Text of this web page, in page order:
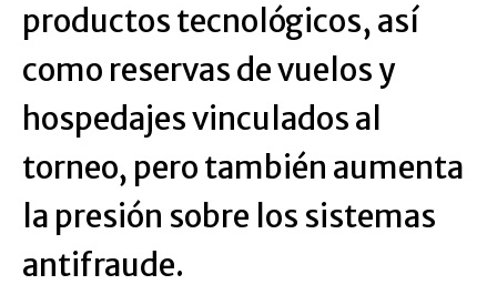
productos tecnológicos, así
como reservas de vuelos y
hospedajes vinculados al
torneo, pero también aumenta
la presión sobre los sistemas
antifraude.